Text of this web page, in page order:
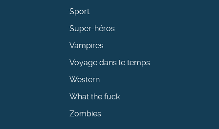
Sport
Super-héros
Vampires
Voyage dans le temps
Western
What the fuck
Zombies